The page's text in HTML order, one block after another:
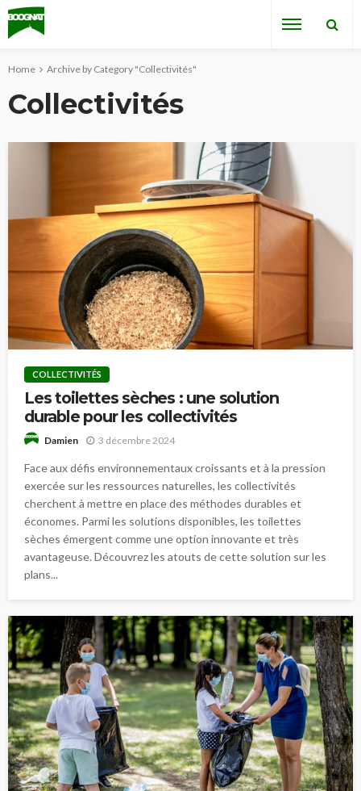
Home Archive by Category "Collectivités"
Collectivités
COLLECTIVITÉS
Les toilettes sèches : une solution
durable pour les collectivités
Damien 3 décembre 2024
Face aux défis environnementaux croissants et à la pression
exercée sur les ressources naturelles, les collectivités
cherchent à mettre en place des méthodes durables et
économes. Parmi les solutions disponibles, les toilettes
sèches émergent comme une option innovante et très
avantageuse. Découvrez les atouts de cette solution sur les
plans...